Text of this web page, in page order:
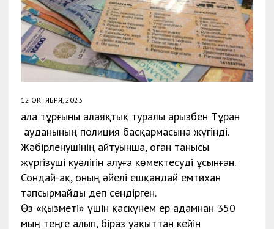
12 ОКТЯБРЯ, 2023
Қала тұрғыны алаяқтық туралы арызбен Тұран
ауданының полиция басқармасына жүгінді.
Жәбірленушінің айтуынша, оған танысы
жүргізуші куәлігін алуға көмектесуді ұсынған.
Сондай-ақ, оның әйелі ешқандай емтихан
тапсырмайды деп сендірген.
Өз «қызметі» үшін қаскүнем ер адамнан 350
мың теңге алып, біраз уақыттан кейін